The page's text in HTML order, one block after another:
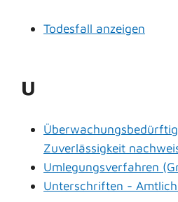
Todesfall anzeigen
U
Zuverlässigkeit
Umlegungsverfahren
Unterschriften -